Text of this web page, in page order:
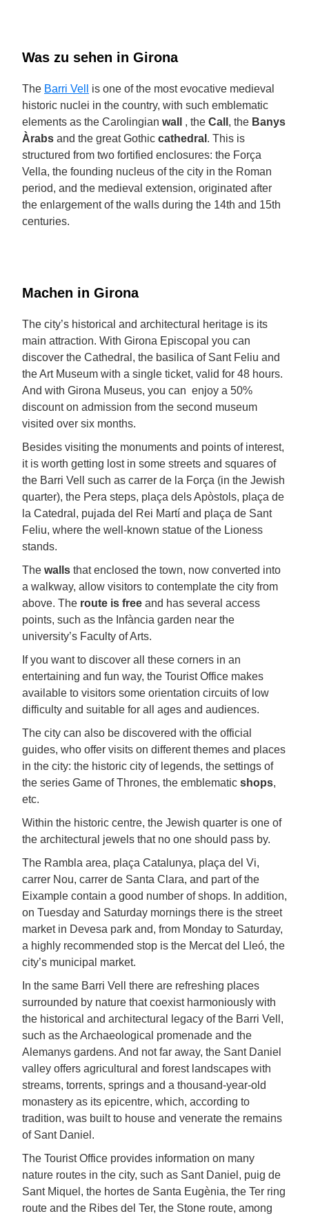
Was zu sehen in Girona
The Barri Vell
is one of the most evocative medieval
historic nuclei in the country, with such emblematic
elements as the Carolingian wall , the Call , the Banys
Àrabs and the great Gothic cathedral . This is
structured from two fortified enclosures: the Força
Vella, the founding nucleus of the city in the Roman
period, and the medieval extension, originated after
the enlargement of the walls during the 14th and 15th
centuries.
Machen in Girona
The city’s historical and architectural heritage is its
main attraction. With Girona Episcopal you can
discover the Cathedral, the basilica of Sant Feliu and
the Art Museum with a single ticket, valid for 48 hours.
And with Girona Museus, you can enjoy a 50%
discount on admission from the second museum
visited over six months.
Besides visiting the monuments and points of interest,
it is worth getting lost in some streets and squares of
the Barri Vell such as carrer de la Força (in the Jewish
quarter), the Pera steps, plaça dels Apòstols, plaça de
la Catedral, pujada del Rei Martí and plaça de Sant
Feliu, where the well-known statue of the Lioness
stands.
The walls that enclosed the town, now converted into
a walkway, allow visitors to contemplate the city from
above. The route is free and has several access
points, such as the Infància garden near the
university’s Faculty of Arts.
If you want to discover all these corners in an
entertaining and fun way, the Tourist Office makes
available to visitors some orientation circuits of low
difficulty and suitable for all ages and audiences.
The city can also be discovered with the official
guides, who offer visits on different themes and places
in the city: the historic city of legends, the settings of
the series Game of Thrones, the emblematic shops,
etc.
Within the historic centre, the Jewish quarter is one of
the architectural jewels that no one should pass by.
The Rambla area, plaça Catalunya, plaça del Vi,
carrer Nou, carrer de Santa Clara, and part of the
Eixample contain a good number of shops. In addition,
on Tuesday and Saturday mornings there is the street
market in Devesa park and, from Monday to Saturday,
a highly recommended stop is the Mercat del Lleó, the
city’s municipal market.
In the same Barri Vell there are refreshing places
surrounded by nature that coexist harmoniously with
the historical and architectural legacy of the Barri Vell,
such as the Archaeological promenade and the
Alemanys gardens. And not far away, the Sant Daniel
valley offers agricultural and forest landscapes with
streams, torrents, springs and a thousand-year-old
monastery as its epicentre, which, according to
tradition, was built to house and venerate the remains
of Sant Daniel.
The Tourist Office provides information on many
nature routes in the city, such as Sant Daniel, puig de
Sant Miquel, the hortes de Santa Eugènia, the Ter ring
route and the Ribes del Ter, the Stone route, among